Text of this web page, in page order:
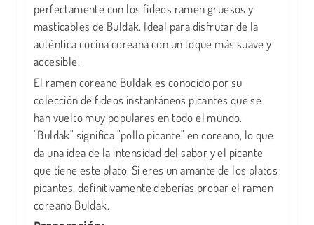
perfectamente con los fideos ramen gruesos y
masticables de Buldak. Ideal para disfrutar de la
auténtica cocina coreana con un toque más suave y
accesible.
El ramen coreano Buldak es conocido por su
colección de fideos instantáneos picantes que se
han vuelto muy populares en todo el mundo.
"Buldak" significa "pollo picante" en coreano, lo que
da una idea de la intensidad del sabor y el picante
que tiene este plato. Si eres un amante de los platos
picantes, definitivamente deberías probar el ramen
coreano Buldak.